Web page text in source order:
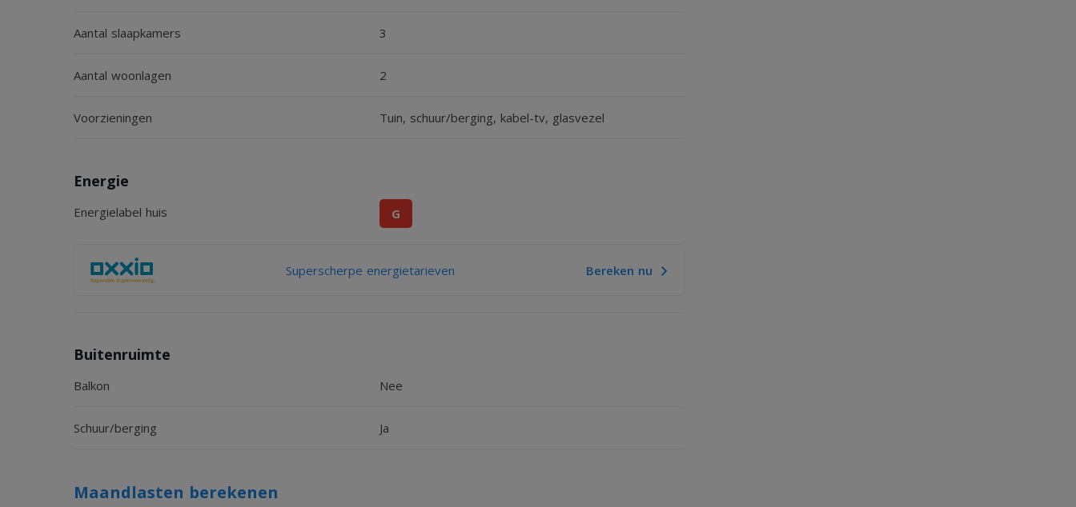
Aantal slaapkamers 3
Aantal woonlagen 2
Voorzieningen Tuin, schuur/berging, kabel-tv, glasvezel
Energie
Energielabel huis G
Superscherpe energietarieven Bereken nu
Buitenruimte
Balkon Nee
Schuur/berging Ja
Maandlasten berekenen